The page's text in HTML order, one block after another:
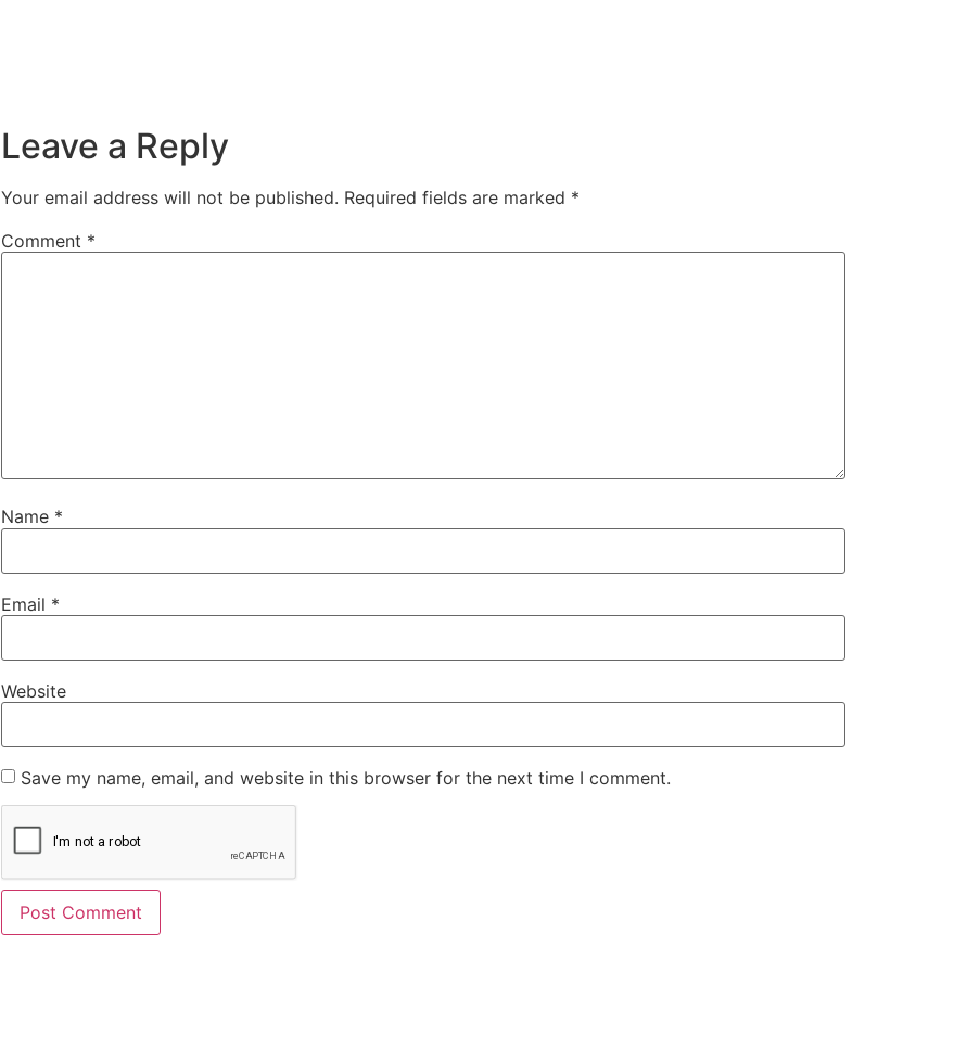
Leave a Reply
Your email address will not be published. Required fields are marked *
Comment *
Name *
Email *
Website
Save my name, email, and website in this browser for the next time I comment.